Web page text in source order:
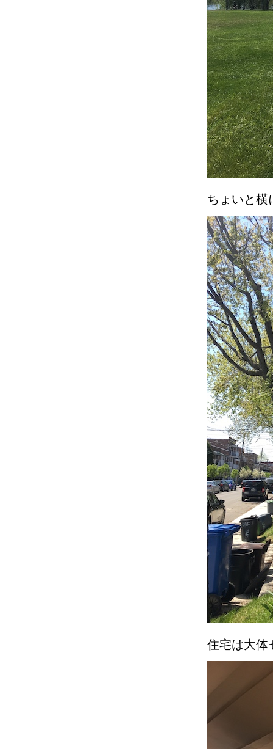
ちょいと横
住宅は大体